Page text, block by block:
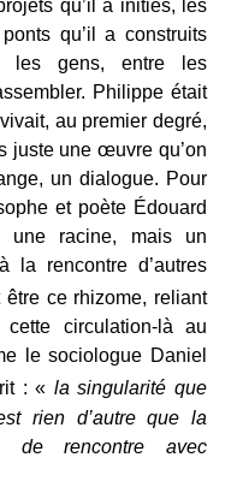
qu’il a initiés, les
qu’il a construits
les gens, entre les
Philippe était
au premier degré,
juste une œuvre qu’on
un dialogue. Pour
et poète Édouard
une racine, mais un
la rencontre d’autres
ce rhizome, reliant
circulation-là au
le sociologue Daniel
: « la singularité que
rien d’autre que la
de rencontre avec